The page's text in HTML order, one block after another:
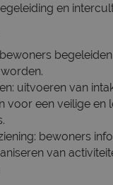
en
uitvoeren van
voor een veilige
bewoners
van